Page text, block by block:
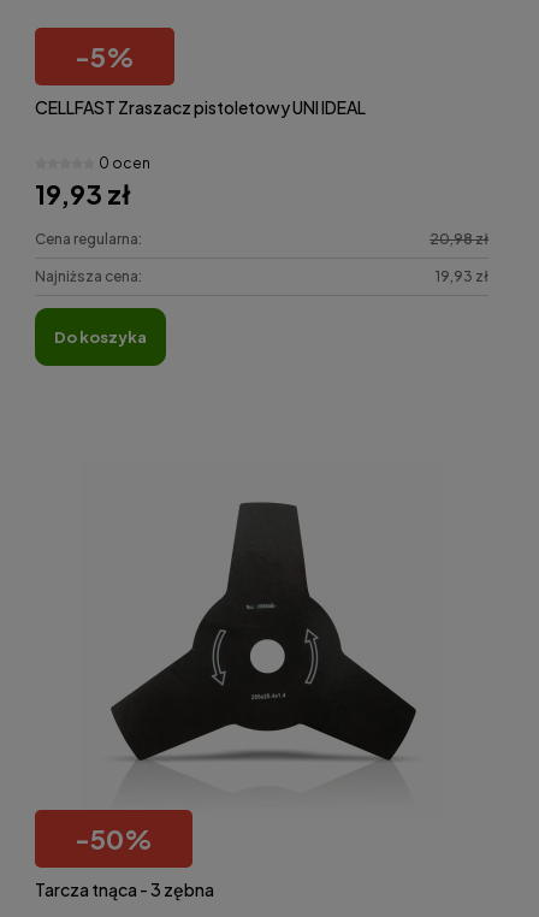
-5%
CELLFAST Zraszacz pistoletowy UNI IDEAL
0 ocen
19,93 zł
Cena regularna: 20,98 zł
Najniższa cena: 19,93 zł
do koszyka
-50%
Tarcza tnąca - 3 zębna